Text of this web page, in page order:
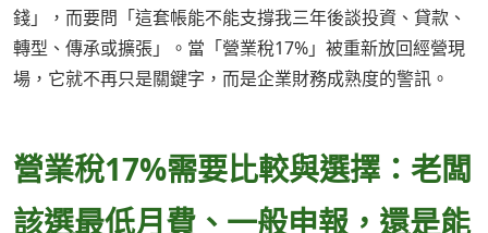
錢」，而要問「這套帳能不能支撐我三年後談投資、貸款、
轉型、傳承或擴張」。當「營業稅17%」被重新放回經營現
場，它就不再只是關鍵字，而是企業財務成熟度的警訊。
營業稅17%需要比較與選擇：老闆
該選最低月費、一般申報，還是能